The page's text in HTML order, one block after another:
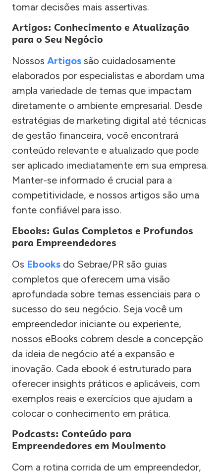
tomar decisões mais assertivas.
Artigos: Conhecimento e Atualização
para o Seu Negócio
Nossos Artigos são cuidadosamente
elaborados por especialistas e abordam uma
ampla variedade de temas que impactam
diretamente o ambiente empresarial. Desde
estratégias de marketing digital até técnicas
de gestão financeira, você encontrará
conteúdo relevante e atualizado que pode
ser aplicado imediatamente em sua empresa.
Manter-se informado é crucial para a
competitividade, e nossos artigos são uma
fonte confiável para isso.
Ebooks: Guias Completos e Profundos
para Empreendedores
Os Ebooks do Sebrae/PR são guias
completos que oferecem uma visão
aprofundada sobre temas essenciais para o
sucesso do seu negócio. Seja você um
empreendedor iniciante ou experiente,
nossos eBooks cobrem desde a concepção
da ideia de negócio até a expansão e
inovação. Cada ebook é estruturado para
oferecer insights práticos e aplicáveis, com
exemplos reais e exercícios que ajudam a
colocar o conhecimento em prática.
Podcasts: Conteúdo para
Empreendedores em Movimento
Com a rotina corrida de um empreendedor,